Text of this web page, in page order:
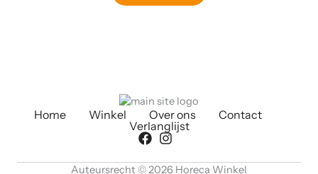
Home Winkel Over ons
Contact
Verlanglijst
Auteursrecht © 2026 Horeca Winkel